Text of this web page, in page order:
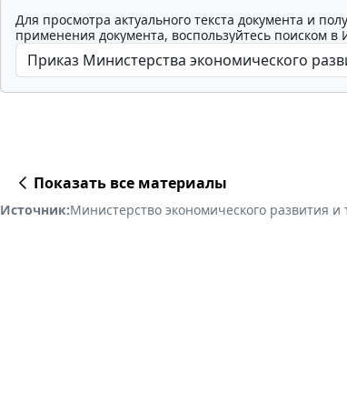
Для просмотра актуального текста документа и
применения документа, воспользуйтесь поиском
Показать все материалы
Источник:Министерство экономического развития и